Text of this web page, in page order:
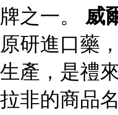
牌之一。 威
原研進口藥
生產，是禮
拉非的商品